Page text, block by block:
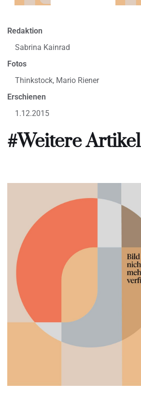
Redaktion
Sabrina Kainrad
Fotos
Thinkstock, Mario Riener
Erschienen
1.12.2015
#Weitere Artikel